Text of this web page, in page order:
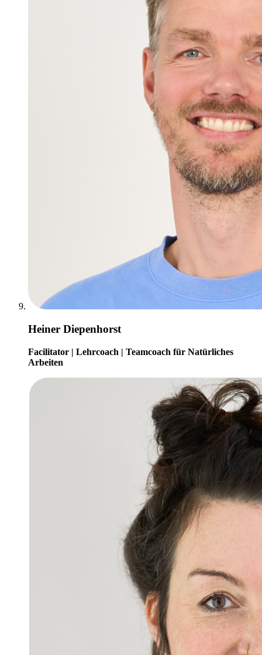
Heiner Diepenhorst
Facilitator | Lehrcoach | Teamcoach für Natürliches
Arbeiten